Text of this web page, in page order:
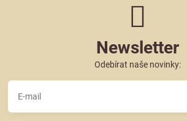
Newsletter
Odebírat naše novinky: